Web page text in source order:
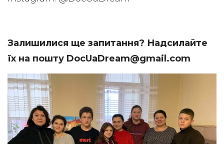
Залишилися ще запитання? Надсилайте
їх на пошту DocUaDream@gmail.com